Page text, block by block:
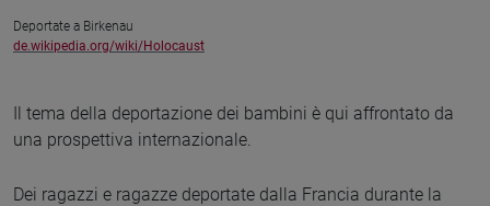
Deportate a Birkenau
de.wikipedia.org/wiki/Holocaust
Il tema della deportazione dei bambini è qui affrontato da
una prospettiva internazionale.
Dei ragazzi e ragazze deportate dalla Francia durante la